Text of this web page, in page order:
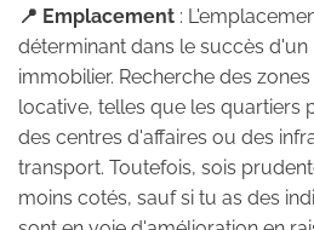
📍 Emplacement :
déterminant dans le succès d'un
immobilier. Recherche des
locative, telles que les quartiers
des centres d'affaires ou des
transport. Toutefois, sois
moins cotés, sauf si tu as des